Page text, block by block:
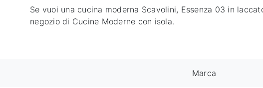
Se vuoi una cucina moderna Scavolini, Essenza 03 in
negozio di Cucine Moderne con isola.
Marca